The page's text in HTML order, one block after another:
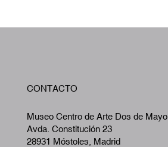
CONTACTO
Museo Centro de Arte Dos de Mayo
Avda. Constitución 23
28931 Móstoles, Madrid